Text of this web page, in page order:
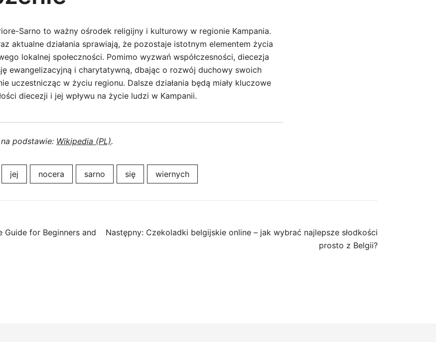
Sarno to ważny ośrodek religijny i kulturowy w regionie Kampania.
aktualne działania sprawiają, że pozostaje istotnym elementem życia
lokalnej społeczności. Pomimo wyzwań współczesności, diecezja
ewangelizacyjną i charytatywną, dbając o rozwój duchowy swoich
uczestnicząc w życiu regionu. Dalsze działania będą miały kluczowe
diecezji i jej wpływu na życie ludzi w Kampanii.
podstawie: Wikipedia (PL).
jej nocera sarno się wiernych
Guide for Beginners and
Następny: Czekoladki belgijskie online – jak wybrać najlepsze słodkości
prosto z Belgii?